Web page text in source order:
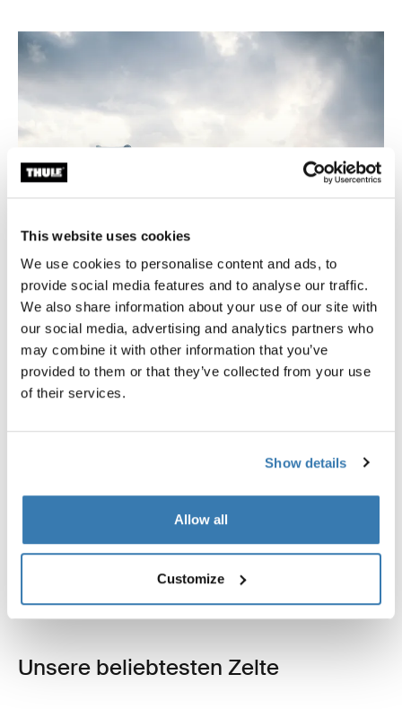
This website uses cookies
We use cookies to personalise content and ads, to
provide social media features and to analyse our traffic.
We also share information about your use of our site with
our social media, advertising and analytics partners who
may combine it with other information that you’ve
provided to them or that they’ve collected from your use
of their services.
Show details
Allow all
Customize
Finden Sie Ihre perfekte Passform
Finden Sie das passende Zelt für Ihre Reisen, indem Sie
Ausstattungsmerkmale erkunden.
Unsere beliebtesten Zelte